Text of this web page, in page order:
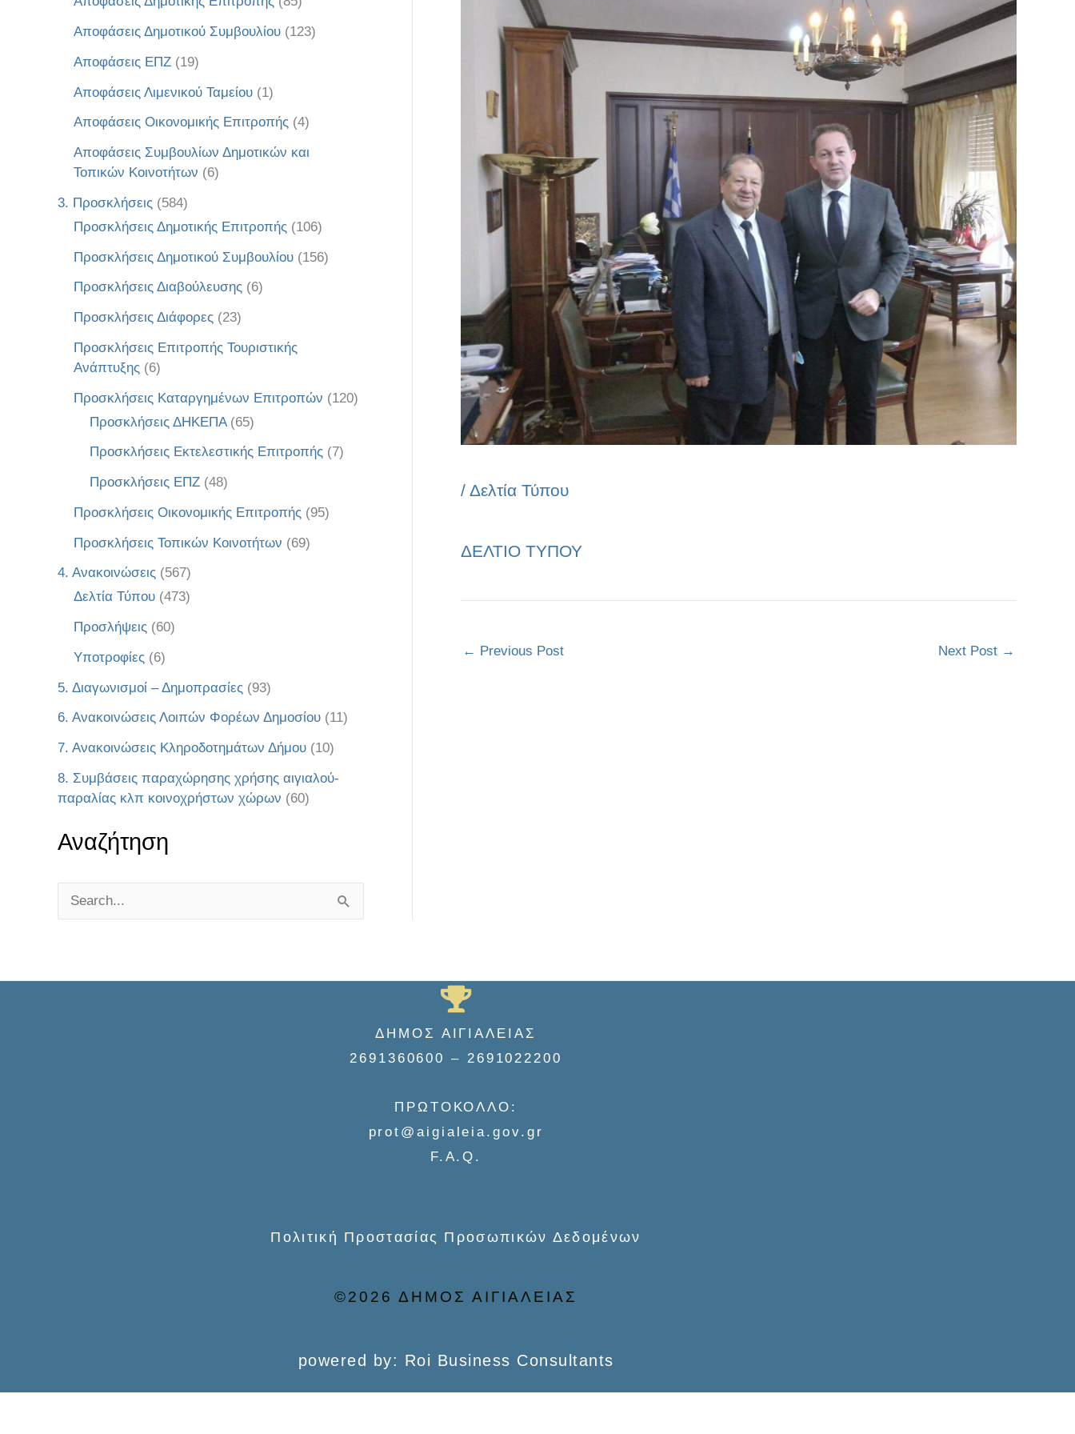
Αποφάσεις Δημοτικού Συμβουλίου (123)
Αποφάσεις ΕΠΖ (19)
Αποφάσεις Λιμενικού Ταμείου (1)
Αποφάσεις Οικονομικής Επιτροπής (4)
Αποφάσεις Συμβουλίων Δημοτικών και
Τοπικών Κοινοτήτων (6)
3. Προσκλήσεις (584)
Προσκλήσεις Δημοτικής Επιτροπής (106)
Προσκλήσεις Δημοτικού Συμβουλίου (156)
Προσκλήσεις Διαβούλευσης (6)
Προσκλήσεις Διάφορες (23)
Προσκλήσεις Επιτροπής Τουριστικής
Ανάπτυξης (6)
Προσκλήσεις Καταργημένων Επιτροπών (120)
Προσκλήσεις ΔΗΚΕΠΑ(65)
Προσκλήσεις Εκτελεστικής Επιτροπής (7)
Προσκλήσεις ΕΠΖ (48)
Προσκλήσεις Οικονομικής Επιτροπής (95)
Προσκλήσεις Τοπικών Κοινοτήτων (69)
4. Ανακοινώσεις (567)
Δελτία Τύπου (473)
Προσλήψεις (60)
Υποτροφίες (6)
5. Διαγωνισμοί – Δημοπρασίες (93)
6. Ανακοινώσεις Λοιπών Φορέων Δημοσίου (11)
7. Ανακοινώσεις Κληροδοτημάτων Δήμου (10)
8. Συμβάσεις παραχώρησης χρήσης αιγιαλού-
παραλίας κλπ κοινοχρήστων χώρων (60)
Αναζήτηση
/ Δελτία Τύπου
ΔΕΛΤΙΟ ΤΥΠΟΥ
← Previous Post Next Post →
ΔΗΜΟΣ ΑΙΓΙΑΛΕΙΑΣ
2691360600 – 2691022200
ΠΡΩΤΟΚΟΛΛΟ:
prot@aigialeia.gov.gr
F.A.Q.
Πολιτική Προστασίας Προσωπικών Δεδομένων
©2026 ΔΗΜΟΣ ΑΙΓΙΑΛΕΙΑΣ
powered by: Roi Business Consultants